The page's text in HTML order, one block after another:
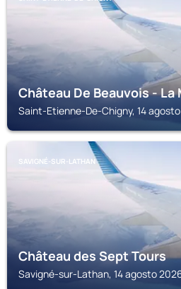
Château De Beauvois - La
Saint-Etienne-De-Chigny, 14
SAVIGNÉ-SUR-LATHAN
Château des Sept Tours
Savigné-sur-Lathan, 14 agosto